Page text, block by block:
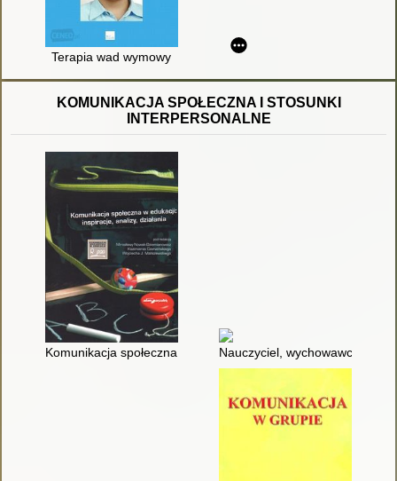
Terapia wad wymowy
KOMUNIKACJA SPOŁECZNA I STOSUNKI
INTERPERSONALNE
Komunikacja społeczna w edukacji : inspiracje, analizy,
Nauczyciel, wychowawca,